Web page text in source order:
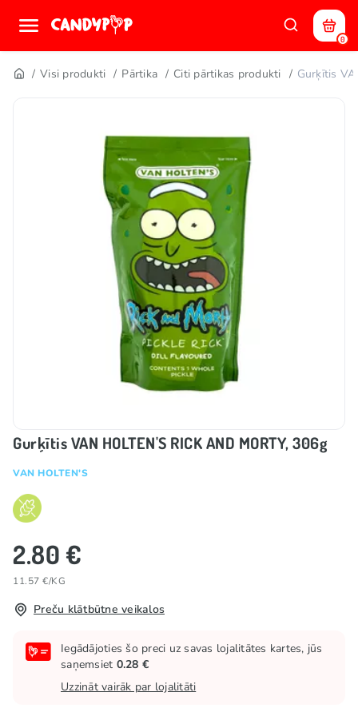
0
Visi produkti Pārtika Citi pārtikas produkti Gurķītis
Gurķītis VAN HOLTEN'S RICK AND MORTY, 306g
VAN HOLTEN'S
2.80 €
11.57 €/KG
Preču klātbūtne veikalos
Iegādājoties šo preci uz savas lojalitātes kartes, jūs
saņemsiet 0.28 €
Uzzināt vairāk par lojalitāti